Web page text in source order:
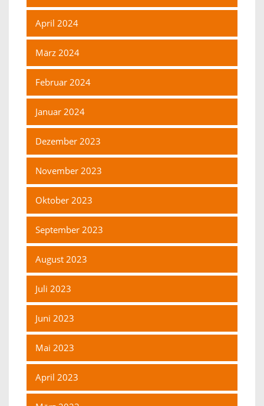
April 2024
März 2024
Februar 2024
Januar 2024
Dezember 2023
November 2023
Oktober 2023
September 2023
August 2023
Juli 2023
Juni 2023
Mai 2023
April 2023